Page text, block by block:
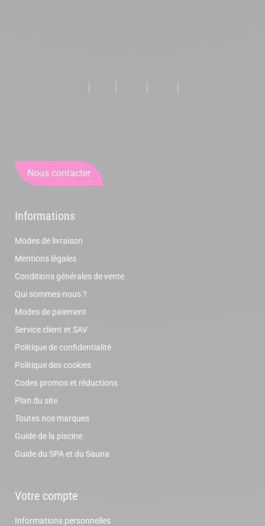
Nous contacter
Informations
Modes de livraison
Mentions légales
Conditions générales de vente
Qui sommes-nous ?
Modes de paiement
Service client et SAV
Politique de confidentialité
Politique des cookies
Codes promos et réductions
Plan du site
Toutes nos marques
Guide de la piscine
Guide du SPA et du Sauna
Votre compte
Informations personnelles